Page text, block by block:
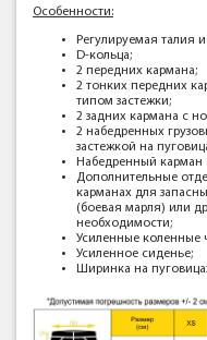
Особенности:
Регулируемая талия
D-кольца;
2 передних кармана;
2 тонких передних
типом застежки;
2 задних кармана с
2 набедренных
застежкой на
Набедренный карман
Дополнительные
карманах для
(боевая марля) или
необходимости;
Усиленные коленные
Усиленное сиденье;
Ширинка на